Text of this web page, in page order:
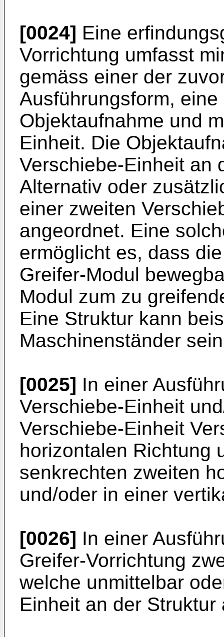
[0024] Eine
Vorrichtung umfasst
gemäss einer der
Ausführungsform,
Objektaufnahme und
Einheit. Die
Verschiebe-Einheit an
Alternativ oder
einer zweiten
angeordnet. Eine
ermöglicht es, dass
Greifer-Modul
Modul zum zu
Eine Struktur kann
Maschinenständer
[0025] In einer
Verschiebe-Einheit
Verschiebe-Einheit
horizontalen Richtung
senkrechten zweiten
und/oder in einer
[0026] In einer
Greifer-Vorrichtung
welche unmittelbar
Einheit an der